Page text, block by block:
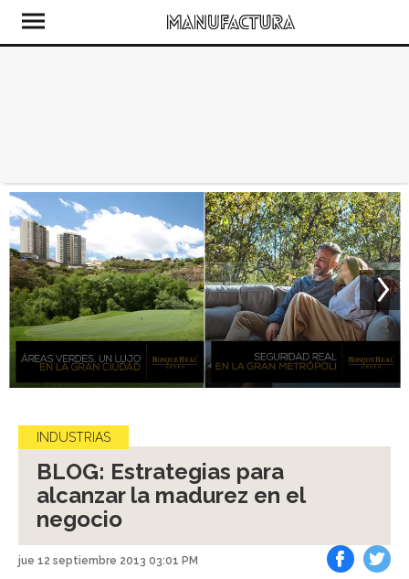
INDUSTRIAS
BLOG: Estrategias para
alcanzar la madurez en el
negocio
jue 12 septiembre 2013 03:01 PM